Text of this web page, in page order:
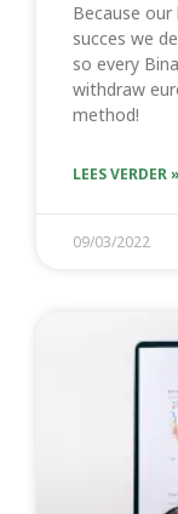
Because
succes we
so every
withdraw
method!
LEES VERDER »
09/03/2022